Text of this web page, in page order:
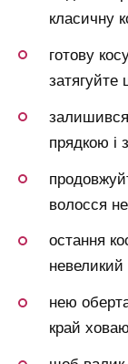
класичну
готову
затягуйте
залишився
прядкою і
волосся
остання
нею
край